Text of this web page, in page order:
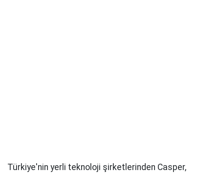
Türkiye'nin yerli teknoloji şirketlerinden Casper,